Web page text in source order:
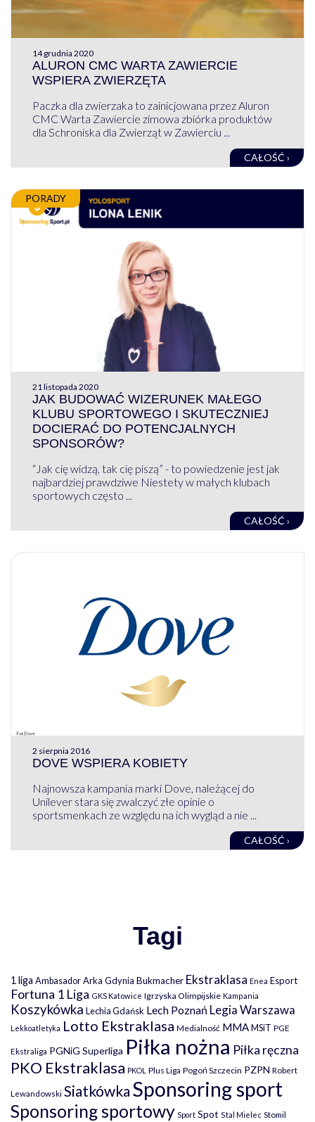
14 grudnia 2020
ALURON CMC WARTA ZAWIERCIE
WSPIERA ZWIERZĘTA
Paczka dla zwierzaka to zainicjowana przez Aluron
CMC Warta Zawiercie zimowa zbiórka produktów
dla Schroniska dla Zwierząt w Zawierciu ...
CAŁOŚĆ ›
PORADY
21 listopada 2020
JAK BUDOWAĆ WIZERUNEK MAŁEGO
KLUBU SPORTOWEGO I SKUTECZNIEJ
DOCIERAĆ DO POTENCJALNYCH
SPONSORÓW?
“Jak cię widzą, tak cię piszą” - to powiedzenie jest jak
najbardziej prawdziwe Niestety w małych klubach
sportowych często ...
CAŁOŚĆ ›
2 sierpnia 2016
DOVE WSPIERA KOBIETY
Najnowsza kampania marki Dove, należącej do
Unilever stara się zwalczyć złe opinie o
sportsmenkach ze względu na ich wygląd a nie ...
CAŁOŚĆ ›
Tagi
1 liga Ambasador Arka Gdynia Bukmacher Ekstraklasa Enea Esport
Fortuna 1 Liga GKS Katowice Igrzyska Olimpijskie Kampania
Koszykówka Lechia Gdańsk Lech Poznań Legia Warszawa
Lekkoatletyka Lotto Ekstraklasa Medialność MMAMSiT PGE
Ekstraliga PGNiG Superliga Piłka nożna Piłka ręczna
PKO Ekstraklasa PKOL Plus Liga Pogoń Szczecin PZPN Robert
Lewandowski Siatkówka Sponsoring sport
Sponsoring sportowy Sport Spot Stal Mielec Stomil